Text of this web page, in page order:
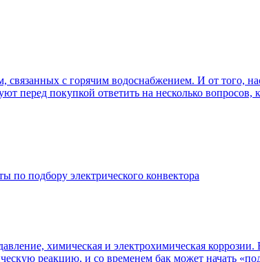
с горячим водоснабжением. И от того,
перед покупкой ответить на несколько вопросов,
по подбору электрического конвектора
химическая и электрохимическая
реакцию, и со временем бак может начать